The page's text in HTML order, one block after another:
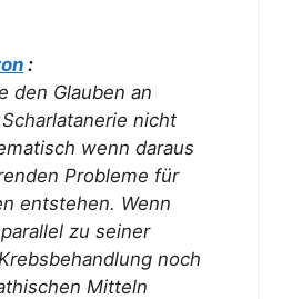
:
den Glauben an
nicht
wenn daraus
Probleme für
entstehen. Wenn
zu seiner
noch
Mitteln